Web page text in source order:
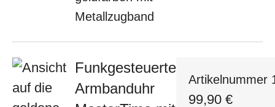
Metallzugband
Funkgesteuerte
Armbanduhr
Artikelnummer
99,90 €